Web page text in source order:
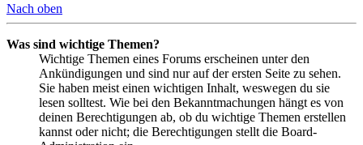
Nach oben
Was sind wichtige Themen?
Wichtige Themen eines Forums erscheinen unter den
Ankündigungen und sind nur auf der ersten Seite zu sehen.
Sie haben meist einen wichtigen Inhalt, weswegen du sie
lesen solltest. Wie bei den Bekanntmachungen hängt es von
deinen Berechtigungen ab, ob du wichtige Themen erstellen
kannst oder nicht; die Berechtigungen stellt die Board-